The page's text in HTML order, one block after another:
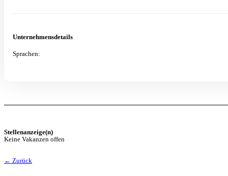
Unternehmensdetails
Sprachen:
Stellenanzeige(n)
Keine Vakanzen offen
← Zurück